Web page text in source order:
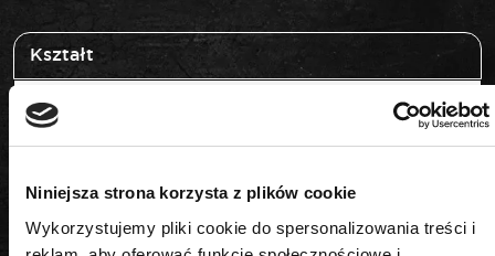
Niniejsza strona korzysta z plików cookie
Wykorzystujemy pliki cookie do spersonalizowania treści i
Kształt
HEX
Rozmiar
H1,27-H10